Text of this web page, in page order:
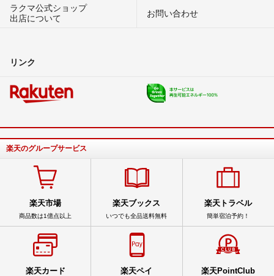
ラクマ公式ショップ
出店について
お問い合わせ
リンク
楽天のグループサービス
楽天市場
商品数は1億点以上
楽天ブックス
いつでも全品送料無料
楽天トラベル
簡単宿泊予約！
楽天カード 楽天ペイ 楽天PointClub